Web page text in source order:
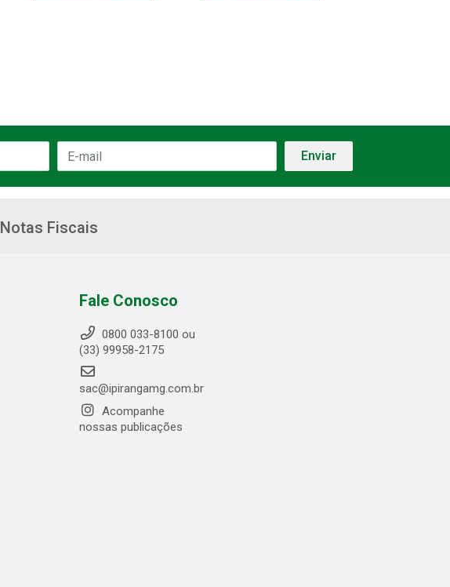
Notas Fiscais
Fale Conosco
0800 033-8100 ou
(33) 99958-2175
sac@ipirangamg.com.br
Acompanhe
nossas publicações